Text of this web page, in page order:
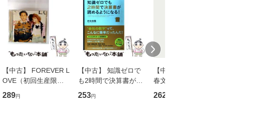
【中古】 FOREVER L
OVE（初回生産限定
盤） / 清水翔太×加藤
ミリヤ / [CD]【メール
289円
【中古】 知識ゼロで
も2時間で決算書が読
めるようになる！ 会
計超入門！ / 佐伯 良
253円
【中古】 予知夢 （文
春文庫） / 東野 圭吾 /
文藝春秋 [文庫]【メー
262